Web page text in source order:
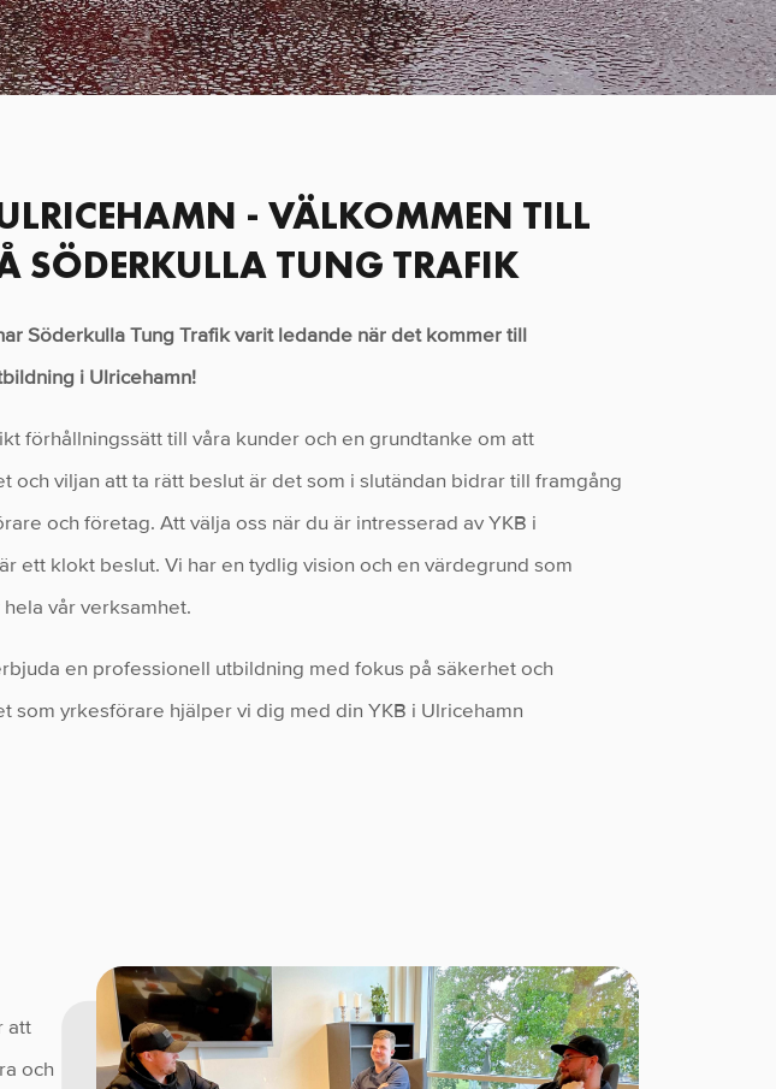
- VÄLKOMMEN TILL
SÖDERKULLA TUNG TRAFIK
Söderkulla Tung Trafik varit ledande när det kommer till
i Ulricehamn!
förhållningssätt till våra kunder och en grundtanke om att
och viljan att ta rätt beslut är det som i slutändan bidrar till framgång
och företag. Att välja oss när du är intresserad av YKB i
ett klokt beslut. Vi har en tydlig vision och en värdegrund som
vår verksamhet.
en professionell utbildning med fokus på säkerhet och
som yrkesförare hjälper vi dig med din YKB i Ulricehamn
att
och